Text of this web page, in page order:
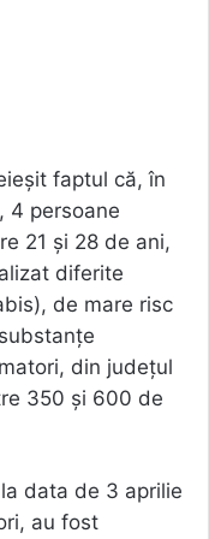
faptul că, în
4 persoane
21 și 28 de ani,
diferite
de mare risc
din județul
350 și 600 de
data de 3 aprilie
au fost